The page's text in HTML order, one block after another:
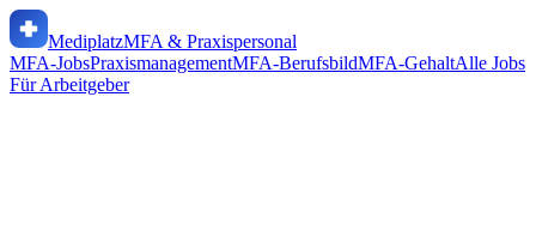
MediplatzMFA & Praxispersonal
MFA-JobsPraxismanagementMFA-BerufsbildMFA-GehaltAlle Jobs
Für Arbeitgeber